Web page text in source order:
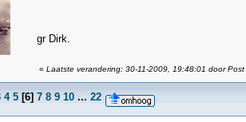
gr Dirk.
« Laatste verandering: 30-11-2009, 19:48:01 door Post
4 5[6] 7 8 9 10 ... 22